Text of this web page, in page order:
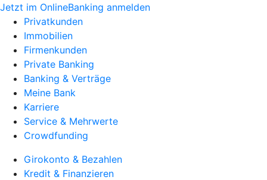
Jetzt im OnlineBanking anmelden
Privatkunden
Immobilien
Firmenkunden
Private Banking
Banking & Verträge
Meine Bank
Karriere
Service & Mehrwerte
Crowdfunding
Girokonto & Bezahlen
Kredit & Finanzieren